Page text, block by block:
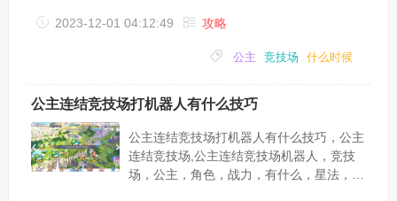
队，战力，公主连结中有着竞技场和公主竞
呢?下面小编就给大家带来了公主连结公主
竞技场至少两队r7，国服这个环境我甚至建
1w，至少要有两套完整的高战阵容，要么
你就三队高战，不然里面一群人放着人机不
打，搁那...
2023-12-01 04:12:49 攻略
公主 竞技场 什么时候
公主连结竞技场打机器人有什么技巧
公主连结竞技场打机器人有什么技巧，公主
连结竞技场,公主连结竞技场机器人，竞技
场，公主，角色，战力，有什么，星法，公